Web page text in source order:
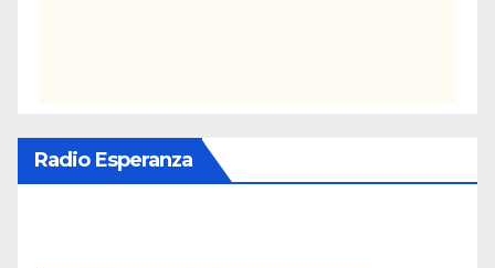
Radio Esperanza